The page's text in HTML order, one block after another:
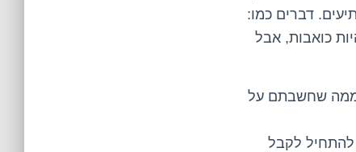
דברים כמו:
כואבות, אבל
ממה שחשבתם על
להתחיל לקבל